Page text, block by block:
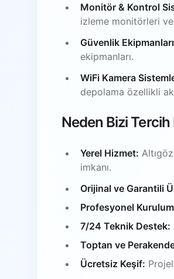
Monitör & Kontrol
izleme monitörleri ve
Güvenlik
ekipmanları.
WiFi Kamera
depolama özellikli
Neden Bizi
Yerel Hizmet:
imkanı.
Orijinal ve Garantili
Profesyonel
7/24 Teknik Destek:
Toptan ve
Ücretsiz Keşif: